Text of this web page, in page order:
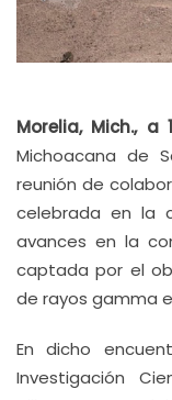
Morelia, Mich., a
Michoacana de
reunión de
celebrada en la
avances en la
captada por el
de rayos gamma
En dicho
Investigación